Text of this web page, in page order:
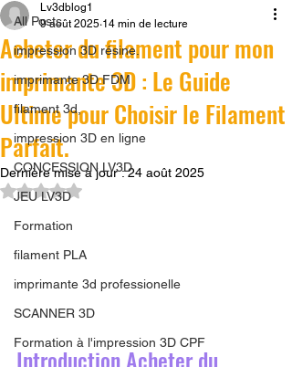
All Posts
impression 3D résine.
imprimante 3D FDM
filament 3d,
impression 3D en ligne
CONCESSION LV3D
JEU LV3D
Formation
filament PLA
imprimante 3d professionelle
SCANNER 3D
Formation à l'impression 3D CPF
Acheter du filament pour mon
imprimante 3D : Le Guide
Ultime pour Choisir le Filament
Parfait.
Lv3dblog1
9 août 2025 14 min de lecture
Dernière mise à jour :24 août 2025
Noté NaN étoiles sur 5.
Introduction Acheter du